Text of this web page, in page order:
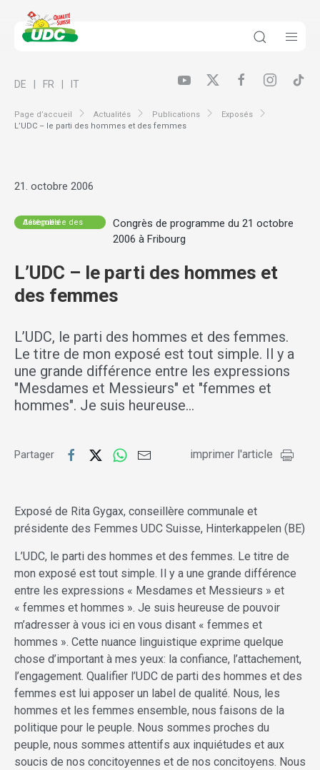
Page d’accueil Actualités Publications
Exposés
L’UDC – le parti des hommes et des femmes
DE FR IT
21. octobre 2006
Assemblée des délégués
Congrès de programme du 21 octobre
2006 à Fribourg
L’UDC – le parti des hommes et
des femmes
L’UDC, le parti des hommes et des femmes.
Le titre de mon exposé est tout simple. Il y a
une grande différence entre les expressions
"Mesdames et Messieurs" et "femmes et
hommes". Je suis heureuse…
Partager imprimer l'article
Exposé de Rita Gygax, conseillère communale et
présidente des Femmes UDC Suisse, Hinterkappelen (BE)
L’UDC, le parti des hommes et des femmes. Le titre de
mon exposé est tout simple. Il y a une grande différence
entre les expressions « Mesdames et Messieurs » et
« femmes et hommes ». Je suis heureuse de pouvoir
m’adresser à vous ici en vous disant « femmes et
hommes ». Cette nuance linguistique exprime quelque
chose d’important à mes yeux: la confiance, l’attachement,
l’engagement. Qualifier l’UDC de parti des hommes et des
femmes est lui apposer un label de qualité. Nous, les
hommes et les femmes ensemble, nous faisons de la
politique pour le peuple. Nous sommes proches du
peuple, nous sommes attentifs aux inquiétudes et aux
soucis de nos concitoyennes et de nos concitoyens. Nous